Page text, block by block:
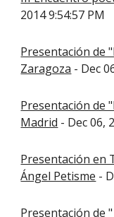
2014 9:54:57 PM
Presentación de
Zaragoza - Dec
Presentación de
Madrid - Dec 06,
Presentación en
Ángel Petisme -
Presentación de